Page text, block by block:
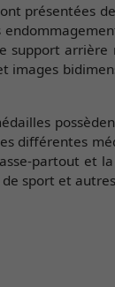
présentées
support
images
différentes
partout et
sport et